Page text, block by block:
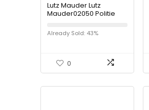
Lutz Mauder Lutz
Mauder02050 Politie
Multi-Color
Already Sold: 43%
0